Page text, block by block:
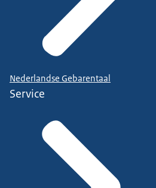
Nederlandse Gebarentaal
Service